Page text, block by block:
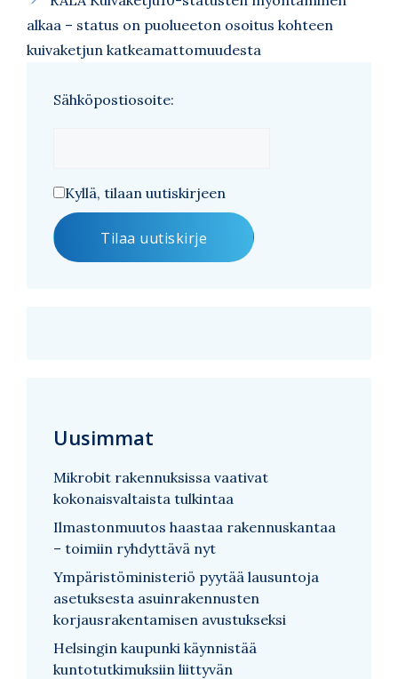
alkaa – status on puolueeton osoitus kohteen
kuivaketjun katkeamattomuudesta
Sähköpostiosoite:
Kyllä, tilaan uutiskirjeen
Uusimmat
Mikrobit rakennuksissa vaativat
kokonaisvaltaista tulkintaa
Ilmastonmuutos haastaa rakennuskantaa
– toimiin ryhdyttävä nyt
Ympäristöministeriö pyytää lausuntoja
asetuksesta asuinrakennusten
korjausrakentamisen avustukseksi
Helsingin kaupunki käynnistää
kuntotutkimuksiin liittyvän